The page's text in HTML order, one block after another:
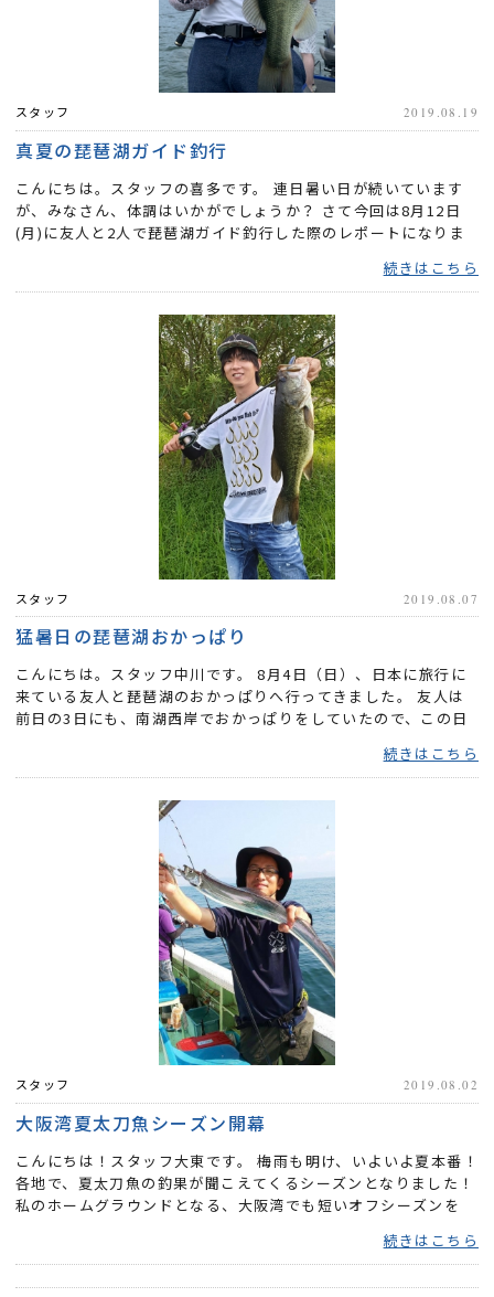
スタッフ 2019.08.19
真夏の琵琶湖ガイド釣行
こんにちは。スタッフの喜多です。 連日暑い日が続いています
が、みなさん、体調はいかがでしょうか？ さて今回は8月12日
(月)に友人と2人で琵琶湖ガイド釣行した際のレポートになりま
続きはこちら
スタッフ 2019.08.07
猛暑日の琵琶湖おかっぱり
こんにちは。スタッフ中川です。 8月4日（日）、日本に旅行に
来ている友人と琵琶湖のおかっぱりへ行ってきました。 友人は
前日の3日にも、南湖西岸でおかっぱりをしていたので、この日
続きはこちら
スタッフ 2019.08.02
大阪湾夏太刀魚シーズン開幕
こんにちは！スタッフ大東です。 梅雨も明け、いよいよ夏本番！
各地で、夏太刀魚の釣果が聞こえてくるシーズンとなりました！
私のホームグラウンドとなる、大阪湾でも短いオフシーズンを
続きはこちら